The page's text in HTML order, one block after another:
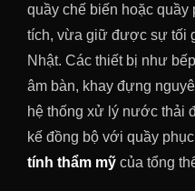
quầy chế biến hoặc quầy
tích, vừa giữ được sự tối
Nhật. Các thiết bị như
âm bàn, khay đựng
hệ thống xử lý nước thải
kế đồng bộ với quầy
tính thẩm mỹ của tổng